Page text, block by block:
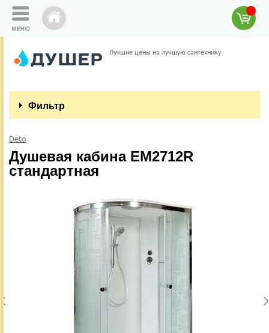
Лучшие цены на лучшую сантехнику
Фильтр
Deto
Душевая кабина EM2712R
стандартная